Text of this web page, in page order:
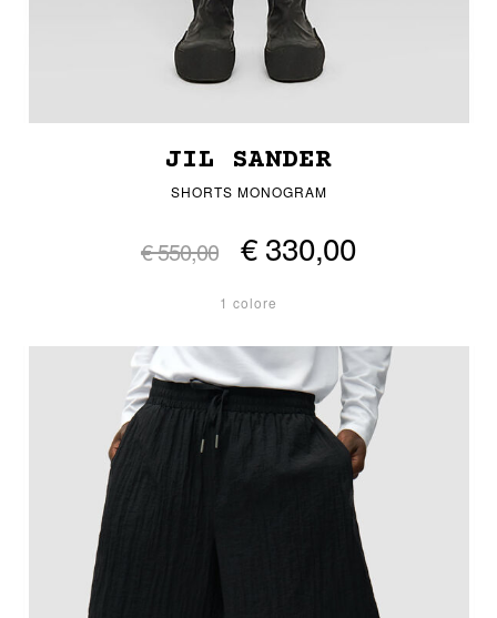
JIL SANDER
SHORTS MONOGRAM
€ 550,00 € 330,00
1 colore